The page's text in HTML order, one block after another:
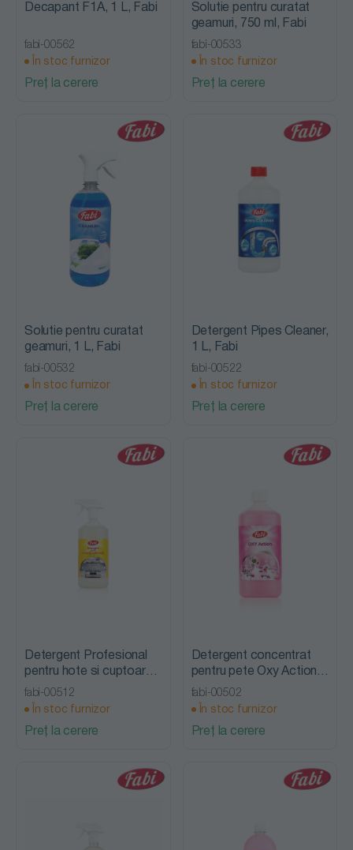
Decapant F1A, 1 L, Fabi
fabi-00562
În stoc furnizor
Preț la cerere
Solutie pentru curatat
geamuri, 750 ml, Fabi
fabi-00533
În stoc furnizor
Preț la cerere
Solutie pentru curatat
geamuri, 1 L, Fabi
fabi-00532
În stoc furnizor
Preț la cerere
Detergent Pipes Cleaner,
1 L, Fabi
fabi-00522
În stoc furnizor
Preț la cerere
Detergent Profesional
pentru hote si cuptoare,
1 L, Fabi
fabi-00512
În stoc furnizor
Preț la cerere
Detergent concentrat
pentru pete Oxy Action,
1 L, Fabi
fabi-00502
În stoc furnizor
Preț la cerere